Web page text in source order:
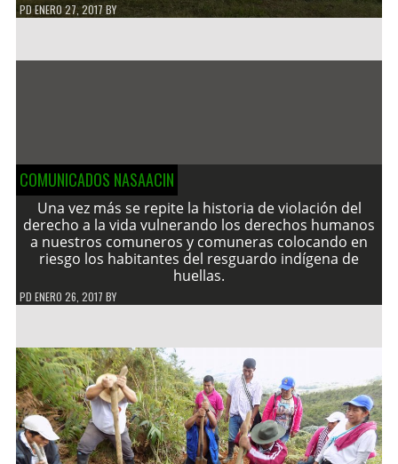
PDENERO 27, 2017 BY
COMUNICADOS NASAACIN
Una vez más se repite la historia de violación del
derecho a la vida vulnerando los derechos humanos
a nuestros comuneros y comuneras colocando en
riesgo los habitantes del resguardo indígena de
huellas.
PD ENERO 26, 2017 BY